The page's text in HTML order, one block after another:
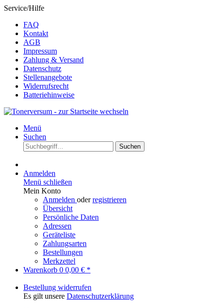
Service/Hilfe
FAQ
Kontakt
AGB
Impressum
Zahlung & Versand
Datenschutz
Stellenangebote
Widerrufsrecht
Batteriehinweise
Menü
Suchen
Suchen
Anmelden
Menü schließen
Mein Konto
Anmelden oderregistrieren
Übersicht
Persönliche Daten
Adressen
Geräteliste
Zahlungsarten
Bestellungen
Merkzettel
Warenkorb 0 0,00 € *
Bestellung widerrufen
Es gilt unsere Datenschutzerklärung